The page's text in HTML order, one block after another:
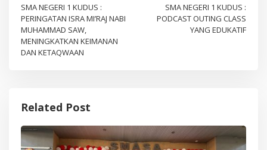
Post
navigation
SMA NEGERI 1 KUDUS :
PERINGATAN ISRA MI’RAJ NABI
MUHAMMAD SAW,
MENINGKATKAN KEIMANAN
DAN KETAQWAAN
SMA NEGERI 1 KUDUS :
PODCAST OUTING CLASS
YANG EDUKATIF
Related Post